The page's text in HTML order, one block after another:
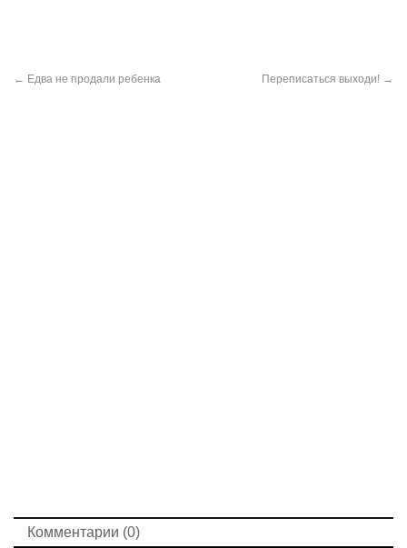
← Едва не продали ребенка Переписаться выходи! →
Комментарии (0)